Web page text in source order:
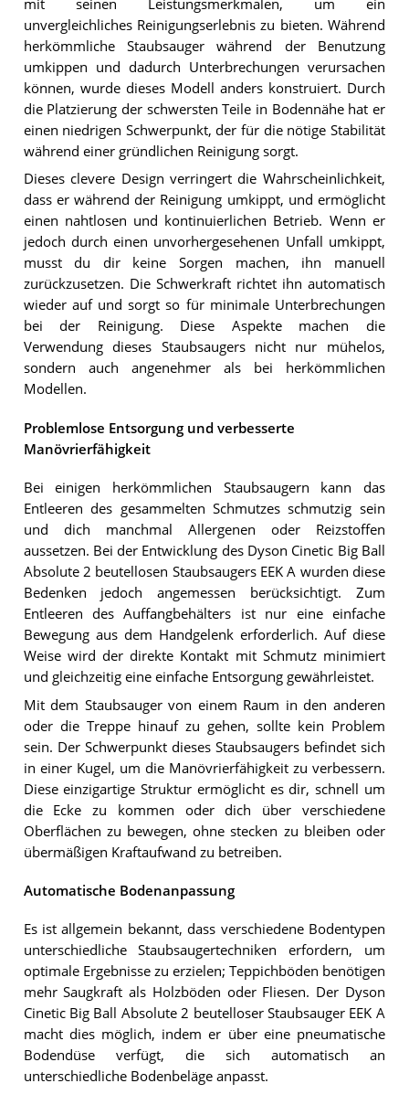
mit seinen Leistungsmerkmalen, um ein
unvergleichliches Reinigungserlebnis zu bieten. Während
herkömmliche Staubsauger während der Benutzung
umkippen und dadurch Unterbrechungen verursachen
können, wurde dieses Modell anders konstruiert. Durch
die Platzierung der schwersten Teile in Bodennähe hat er
einen niedrigen Schwerpunkt, der für die nötige Stabilität
während einer gründlichen Reinigung sorgt.
Dieses clevere Design verringert die Wahrscheinlichkeit,
dass er während der Reinigung umkippt, und ermöglicht
einen nahtlosen und kontinuierlichen Betrieb. Wenn er
jedoch durch einen unvorhergesehenen Unfall umkippt,
musst du dir keine Sorgen machen, ihn manuell
zurückzusetzen. Die Schwerkraft richtet ihn automatisch
wieder auf und sorgt so für minimale Unterbrechungen
bei der Reinigung. Diese Aspekte machen die
Verwendung dieses Staubsaugers nicht nur mühelos,
sondern auch angenehmer als bei herkömmlichen
Modellen.
Problemlose Entsorgung und verbesserte
Manövrierfähigkeit
Bei einigen herkömmlichen Staubsaugern kann das
Entleeren des gesammelten Schmutzes schmutzig sein
und dich manchmal Allergenen oder Reizstoffen
aussetzen. Bei der Entwicklung des Dyson Cinetic Big Ball
Absolute 2 beutellosen Staubsaugers EEK A wurden diese
Bedenken jedoch angemessen berücksichtigt. Zum
Entleeren des Auffangbehälters ist nur eine einfache
Bewegung aus dem Handgelenk erforderlich. Auf diese
Weise wird der direkte Kontakt mit Schmutz minimiert
und gleichzeitig eine einfache Entsorgung gewährleistet.
Mit dem Staubsauger von einem Raum in den anderen
oder die Treppe hinauf zu gehen, sollte kein Problem
sein. Der Schwerpunkt dieses Staubsaugers befindet sich
in einer Kugel, um die Manövrierfähigkeit zu verbessern.
Diese einzigartige Struktur ermöglicht es dir, schnell um
die Ecke zu kommen oder dich über verschiedene
Oberflächen zu bewegen, ohne stecken zu bleiben oder
übermäßigen Kraftaufwand zu betreiben.
Automatische Bodenanpassung
Es ist allgemein bekannt, dass verschiedene Bodentypen
unterschiedliche Staubsaugertechniken erfordern, um
optimale Ergebnisse zu erzielen; Teppichböden benötigen
mehr Saugkraft als Holzböden oder Fliesen. Der Dyson
Cinetic Big Ball Absolute 2 beutelloser Staubsauger EEK A
macht dies möglich, indem er über eine pneumatische
Bodendüse verfügt, die sich automatisch an
unterschiedliche Bodenbeläge anpasst.